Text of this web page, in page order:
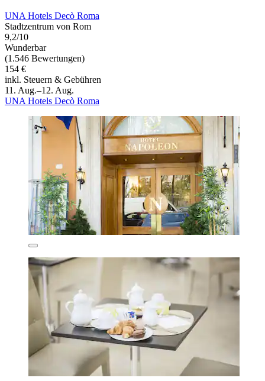
UNA Hotels Decò Roma
Stadtzentrum von Rom
9,2/10
Wunderbar
(1.546 Bewertungen)
154 €
inkl. Steuern & Gebühren
11. Aug.–12. Aug.
UNA Hotels Decò Roma